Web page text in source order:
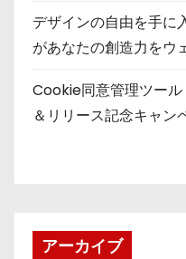
デザインの自由を手
があなたの創造力をウ
Cookie同意管理ツール
＆リリース記念キャン
アーカイブ